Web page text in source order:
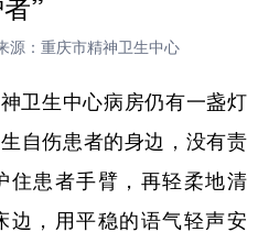
源：重庆市精神卫生中心
生中心病房仍有一盏灯
自伤患者的身边，没有责
住患者手臂，再轻柔地清
，用平稳的语气轻声安